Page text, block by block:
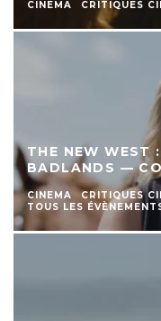
CINEMA CRITIQUES
THE NEW WEST
BADLANDS —
CINEMA CRITIQUES
TOUS LES